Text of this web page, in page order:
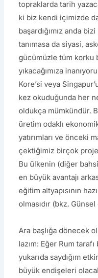
topraklarda tarih
ki biz kendi içimizde
başardığımız anda
tanımasa da siyasi,
gücümüzle tüm korku
yıkacağımıza
Kore’si veya
kez okuduğunda her
oldukça mümkündür.
üretim odaklı
yatırımları ve önceki
çektiğimiz birçok
Bu ülkenin (diğer
en büyük avantajı
eğitim altyapısının
olmasıdır (bkz.
Ara başlığa dönecek
lazım: Eğer Rum
yukarıda saydığım
büyük endişeleri